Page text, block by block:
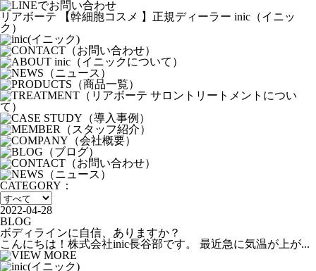
リアボーテ 【幹細胞コスメ 】正規ディーラー inic（イニッ
ク）
CATEGORY：
2022-04-28
BLOG
ボディラインに自信、ありますか？
こんにちは！株式会社inic長谷部です。 最近急に気温が上が...